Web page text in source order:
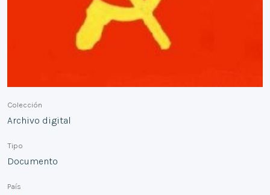
Colección
Archivo digital
Tipo
Documento
País